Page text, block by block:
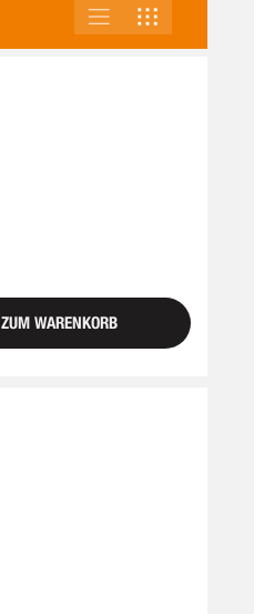
ANSICHT
ALS
LISTE
ZUM WARENKORB